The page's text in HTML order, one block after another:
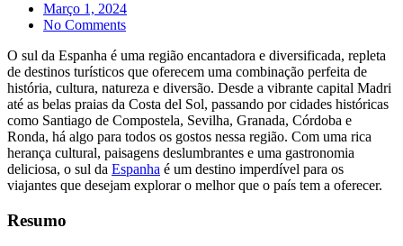
Março 1, 2024
No Comments
O sul da Espanha é uma região encantadora e diversificada, repleta
de destinos turísticos que oferecem uma combinação perfeita de
história, cultura, natureza e diversão. Desde a vibrante capital Madri
até as belas praias da Costa del Sol, passando por cidades históricas
como Santiago de Compostela, Sevilha, Granada, Córdoba e
Ronda, há algo para todos os gostos nessa região. Com uma rica
herança cultural, paisagens deslumbrantes e uma gastronomia
deliciosa, o sul da Espanha é um destino imperdível para os
viajantes que desejam explorar o melhor que o país tem a oferecer.
Resumo